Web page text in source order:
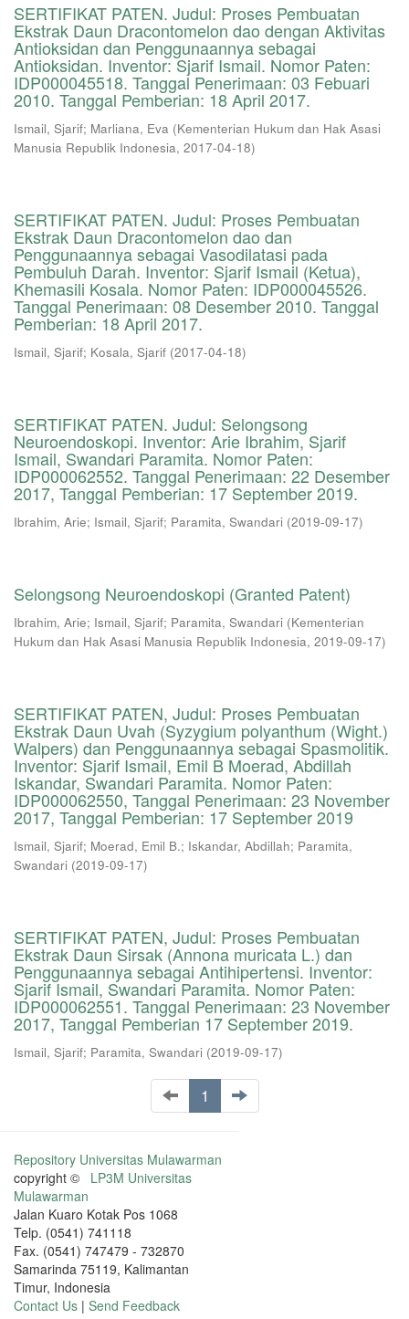
SERTIFIKAT PATEN. Judul: Proses Pembuatan
Ekstrak Daun Dracontomelon dao dengan Aktivitas
Antioksidan dan Penggunaannya sebagai
Antioksidan. Inventor: Sjarif Ismail. Nomor Paten:
IDP000045518. Tanggal Penerimaan: 03 Febuari
2010. Tanggal Pemberian: 18 April 2017.
Ismail, Sjarif; Marliana, Eva (Kementerian Hukum dan Hak Asasi
Manusia Republik Indonesia, 2017-04-18)
SERTIFIKAT PATEN. Judul: Proses Pembuatan
Ekstrak Daun Dracontomelon dao dan
Penggunaannya sebagai Vasodilatasi pada
Pembuluh Darah. Inventor: Sjarif Ismail (Ketua),
Khemasili Kosala. Nomor Paten: IDP000045526.
Tanggal Penerimaan: 08 Desember 2010. Tanggal
Pemberian: 18 April 2017.
Ismail, Sjarif; Kosala, Sjarif (2017-04-18)
SERTIFIKAT PATEN. Judul: Selongsong
Neuroendoskopi. Inventor: Arie Ibrahim, Sjarif
Ismail, Swandari Paramita. Nomor Paten:
IDP000062552. Tanggal Penerimaan: 22 Desember
2017, Tanggal Pemberian: 17 September 2019.
Ibrahim, Arie; Ismail, Sjarif; Paramita, Swandari (2019-09-17)
Selongsong Neuroendoskopi (Granted Patent)
Ibrahim, Arie; Ismail, Sjarif; Paramita, Swandari (Kementerian
Hukum dan Hak Asasi Manusia Republik Indonesia, 2019-09-17)
SERTIFIKAT PATEN, Judul: Proses Pembuatan
Ekstrak Daun Uvah (Syzygium polyanthum (Wight.)
Walpers) dan Penggunaannya sebagai Spasmolitik.
Inventor: Sjarif Ismail, Emil B Moerad, Abdillah
Iskandar, Swandari Paramita. Nomor Paten:
IDP000062550, Tanggal Penerimaan: 23 November
2017, Tanggal Pemberian: 17 September 2019
Ismail, Sjarif; Moerad, Emil B.; Iskandar, Abdillah; Paramita,
Swandari (2019-09-17)
SERTIFIKAT PATEN, Judul: Proses Pembuatan
Ekstrak Daun Sirsak (Annona muricata L.) dan
Penggunaannya sebagai Antihipertensi. Inventor:
Sjarif Ismail, Swandari Paramita. Nomor Paten:
IDP000062551. Tanggal Penerimaan: 23 November
2017, Tanggal Pemberian 17 September 2019.
Ismail, Sjarif; Paramita, Swandari (2019-09-17)
1
Repository Universitas Mulawarman
copyright © LP3M Universitas
Mulawarman
Jalan Kuaro Kotak Pos 1068
Telp. (0541) 741118
Fax. (0541) 747479 - 732870
Samarinda 75119, Kalimantan
Timur, Indonesia
Contact Us | Send Feedback